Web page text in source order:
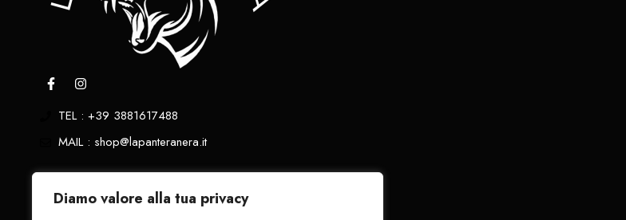
Diamo valore alla tua privacy
TEL : +39 3881617488
MAIL : shop@lapanteranera.it